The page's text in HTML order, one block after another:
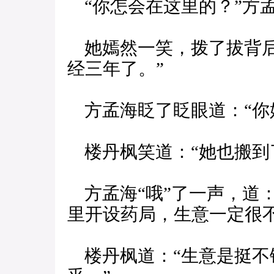
“你怎会在这里的？”方
她嫣然一笑，拨了拔背
经三年了。”
方孟海眨了眨眼道：“你
楼丹枫笑道：“她也搬到
方孟海“哦”了一声，道
里开设药局，生意一定很
楼丹枫道：“生意是挺